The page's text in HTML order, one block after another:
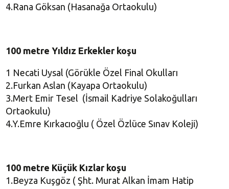
4.Rana Göksan (Hasanağa Ortaokulu)
100 metre Yıldız Erkekler koşu
1 Necati Uysal (Görükle Özel Final Okulları
2.Furkan Aslan (Kayapa Ortaokulu)
3.Mert Emir Tesel (İsmail Kadriye Solakoğulları
Ortaokulu)
4.Y.Emre Kırkacıoğlu ( Özel Özlüce Sınav Koleji)
100 metre Küçük Kızlar koşu
1.Beyza Kuşgöz ( Şht. Murat Alkan İmam Hatip